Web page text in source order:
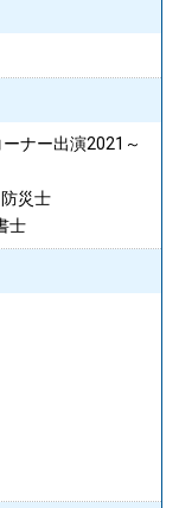
ナー出演2021～
災士
士